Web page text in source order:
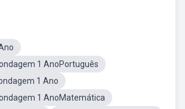
1 AnoPortuguês
1 Ano
1 AnoMatemática